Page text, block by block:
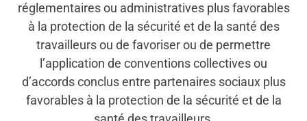
réglementaires ou administratives plus favorables
à la protection de la sécurité et de la santé des
travailleurs ou de favoriser ou de permettre
l’application de conventions collectives ou
d’accords conclus entre partenaires sociaux plus
favorables à la protection de la sécurité et de la